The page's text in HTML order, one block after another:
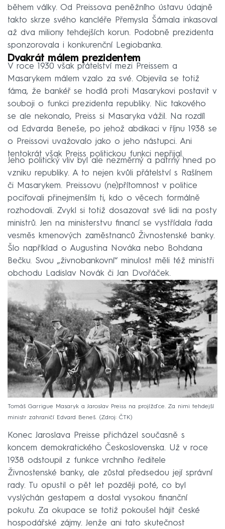
během války. Od Preissova peněžního ústavu údajně
takto skrze svého kancléře Přemysla Šámala inkasoval
až dva miliony tehdejších korun. Podobně prezidenta
sponzorovala i konkurenční Legiobanka.
Dvakrát málem prezidentem
V roce 1930 však přátelství mezi Preissem a
Masarykem málem vzalo za své. Objevila se totiž
fáma, že bankéř se hodlá proti Masarykovi postavit v
souboji o funkci prezidenta republiky. Nic takového
se ale nekonalo, Preiss si Masaryka vážil. Na rozdíl
od Edvarda Beneše, po jehož abdikaci v říjnu 1938 se
o Preissovi uvažovalo jako o jeho nástupci. Ani
tentokrát však Preiss politickou funkci nepřijal.
Jeho politický vliv byl ale nezměrný a patrný hned po
vzniku republiky. A to nejen kvůli přátelství s Rašínem
či Masarykem. Preissovu (ne)přítomnost v politice
pociťovali přinejmenším ti, kdo o věcech formálně
rozhodovali. Zvykl si totiž dosazovat své lidi na posty
ministrů. Jen na ministerstvu financí se vystřídala řada
vesměs kmenových zaměstnanců Živnostenské banky.
Šlo například o Augustina Nováka nebo Bohdana
Bečku. Svou „živnobankovní“ minulost měli též ministři
obchodu Ladislav Novák či Jan Dvořáček.
Tomáš Garrigue Masaryk a Jaroslav Preiss na projížďce. Za nimi tehdejší
ministr zahraničí Edvard Beneš.
Zdroj: ČTK
Konec Jaroslava Preisse přicházel současně s
koncem demokratického Československa. Už v roce
1938 odstoupil z funkce vrchního ředitele
Živnostenské banky, ale zůstal předsedou její správní
rady. Tu opustil o pět let později poté, co byl
vyslýchán gestapem a dostal vysokou finanční
pokutu. Za okupace se totiž pokoušel hájit české
hospodářské zájmy. Jenže ani tato skutečnost